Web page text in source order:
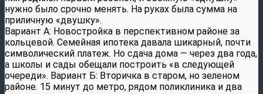
нужно было срочно менять. На руках была сумма на
приличную «двушку».
Вариант А: Новостройка в перспективном районе за
кольцевой. Семейная ипотека давала шикарный, почти
символический платеж. Но сдача дома — через два года,
а школы и сады обещали построить «в следующей
очереди». Вариант Б: Вторичка в старом, но зеленом
районе. 15 минут до метро, рядом поликлиника и два